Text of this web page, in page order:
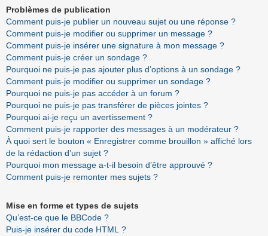
Problèmes de publication
Comment puis-je publier un nouveau sujet ou une réponse ?
Comment puis-je modifier ou supprimer un message ?
Comment puis-je insérer une signature à mon message ?
Comment puis-je créer un sondage ?
Pourquoi ne puis-je pas ajouter plus d’options à un sondage ?
Comment puis-je modifier ou supprimer un sondage ?
Pourquoi ne puis-je pas accéder à un forum ?
Pourquoi ne puis-je pas transférer de pièces jointes ?
Pourquoi ai-je reçu un avertissement ?
Comment puis-je rapporter des messages à un modérateur ?
À quoi sert le bouton « Enregistrer comme brouillon » affiché lors
de la rédaction d’un sujet ?
Pourquoi mon message a-t-il besoin d’être approuvé ?
Comment puis-je remonter mes sujets ?
Mise en forme et types de sujets
Qu’est-ce que le BBCode ?
Puis-je insérer du code HTML ?